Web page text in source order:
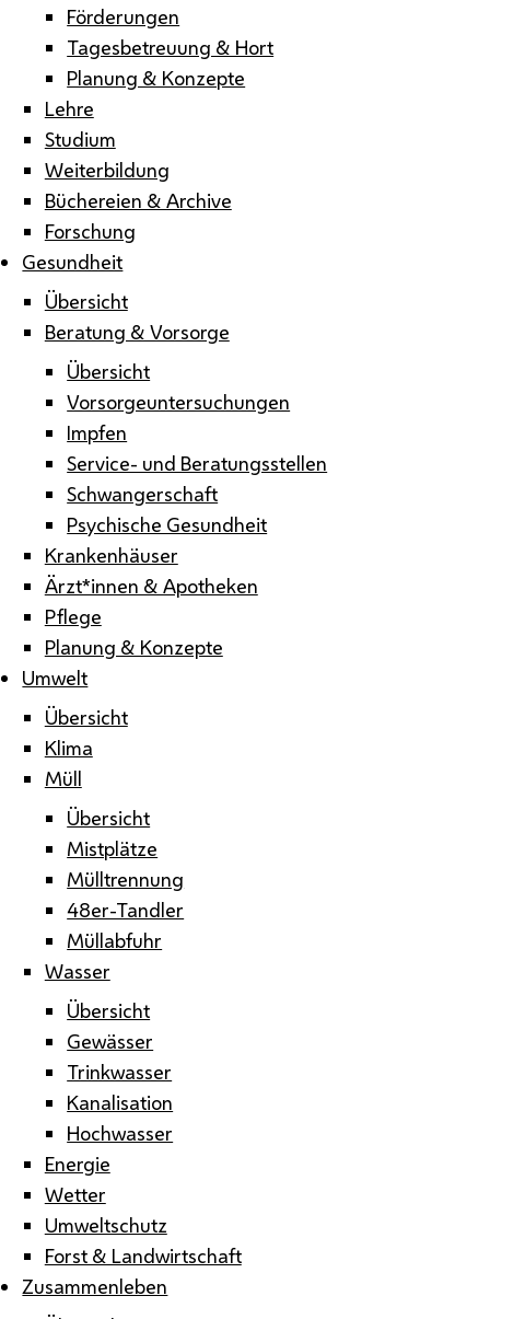
Förderungen
Tagesbetreuung & Hort
Planung & Konzepte
Lehre
Studium
Weiterbildung
Büchereien & Archive
Forschung
Gesundheit
Übersicht
Beratung & Vorsorge
Übersicht
Vorsorgeuntersuchungen
Impfen
Service- und Beratungsstellen
Schwangerschaft
Psychische Gesundheit
Krankenhäuser
Ärzt*innen & Apotheken
Pflege
Planung & Konzepte
Umwelt
Übersicht
Klima
Müll
Übersicht
Mistplätze
Mülltrennung
48er-Tandler
Müllabfuhr
Wasser
Übersicht
Gewässer
Trinkwasser
Kanalisation
Hochwasser
Energie
Wetter
Umweltschutz
Forst & Landwirtschaft
Zusammenleben